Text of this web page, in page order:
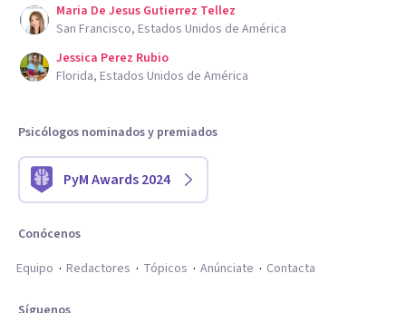
Maria De Jesus Gutierrez Tellez
San Francisco, Estados Unidos de América
Jessica Perez Rubio
Florida, Estados Unidos de América
Psicólogos nominados y premiados
PyM Awards 2024
Conócenos
Equipo
Redactores Tópicos Anúnciate Contacta